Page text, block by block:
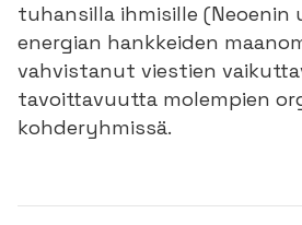
tuhansilla ihmisille (Neoenin
energian hankkeiden
vahvistanut viestien
tavoittavuutta molempien
kohderyhmissä.